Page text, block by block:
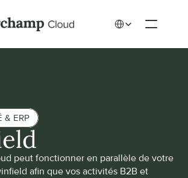
& ERP
peut fonctionner en parallèle de votre
afin que vos activités B2B et